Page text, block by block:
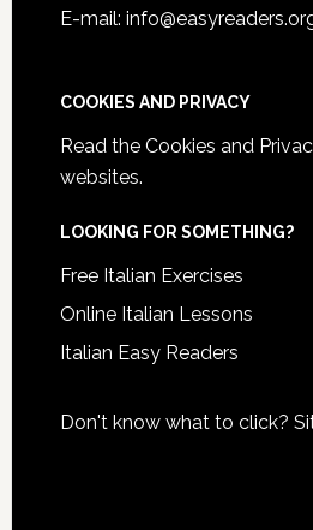
E-mail:
COOKIES AND PRIVACY
Read the Cookies and
websites.
LOOKING FOR SOMETHING?
Free Italian Exercises
Online Italian Lessons
Italian Easy Readers
Don't know what to click?